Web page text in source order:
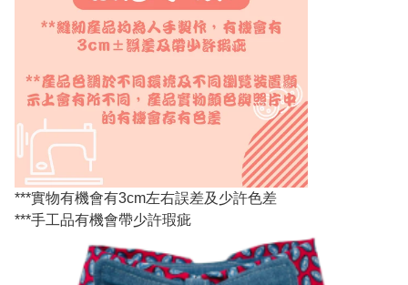
***實物有機會有3cm左右誤差及少許色差
***手工品有機會帶少許瑕疵